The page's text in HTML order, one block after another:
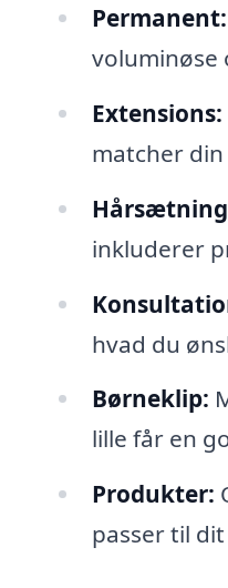
Permanent:
voluminøse
Extensions:
matcher
inkluderer
hvad du
Børneklip:
lille får en
Produkter:
passer til